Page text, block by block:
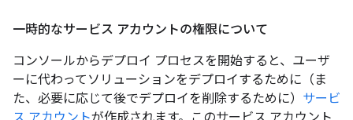
一時的なサービス アカウントの権限について
コンソールからデプロイ プロセスを開始すると、ユーザ
ーに代わってソリューションをデプロイするために（ま
た、必要に応じて後でデプロイを削除するために） サービ